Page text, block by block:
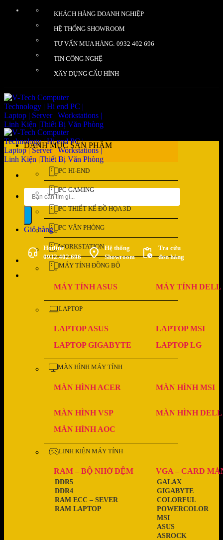
KHÁCH HÀNG DOANH NGHIỆP
HỆ THỐNG SHOWROOM
TƯ VẤN MUA HÀNG: 0932 402 696
TIN CÔNG NGHỆ
XÂY DỰNG CẤU HÌNH
Tìm
kiếm:
Giỏ hàng
Hotline
0932.402.696
Hệ thống
Showroom
Tra cứu
đơn hàng
DANH MỤC SẢN PHẨM
PC HI-END
PC GAMING
PC THIẾT KẾ ĐỒ HỌA 3D
PC VĂN PHÒNG
WORKSTATION
MÁY TÍNH ĐỒNG BỘ
MÁY TÍNH ASUS MÁY TÍNH DELL
LAPTOP
LAPTOP ASUS
LAPTOP MSI
LAPTOP GIGABYTE
LAPTOP LG
MÀN HÌNH MÁY TÍNH
MÀN HÌNH ACER MÀN HÌNH MSI
MÀN HÌNH VSP
MÀN HÌNH DELL
MÀN HÌNH AOC
LINH KIỆN MÁY TÍNH
RAM – BỘ NHỚ ĐỆM
RAM LAPTOP
RAM ECC – SEVER
DDR4
DDR5
VGA – CARD
ASROCK
ASUS
MSI
POWERCOLOR
COLORFUL
GIGABYTE
GALAX